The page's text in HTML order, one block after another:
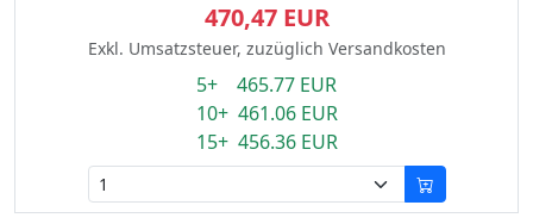
470,47 EUR
Exkl. Umsatzsteuer, zuzüglich Versandkosten
5+ 465.77 EUR
10+ 461.06 EUR
15+ 456.36 EUR